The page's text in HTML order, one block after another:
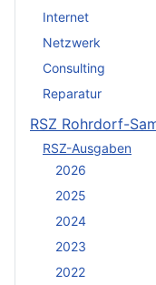
Internet
Netzwerk
Consulting
Reparatur
RSZ Rohrdorf-
RSZ-Ausgaben
2026
2025
2024
2023
2022